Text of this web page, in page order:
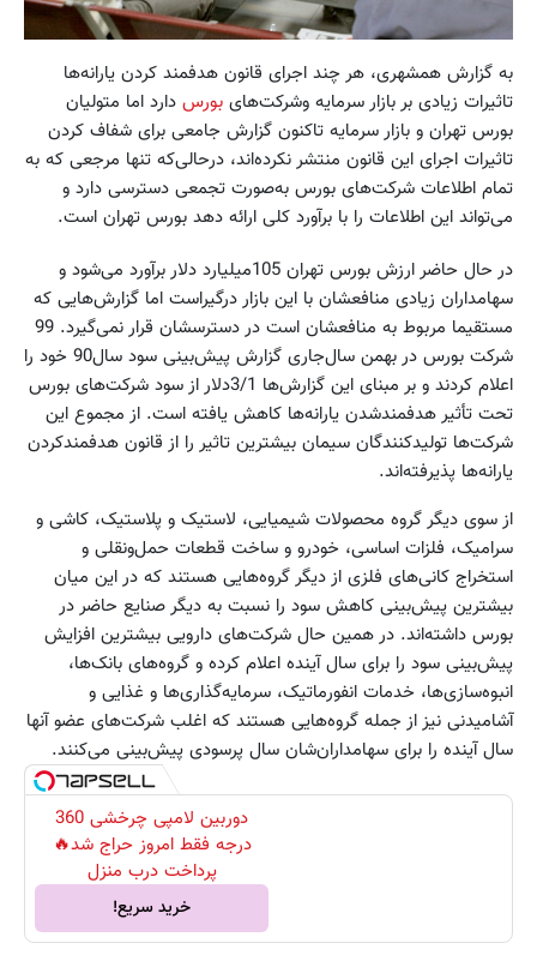
به گزارش همشهری، هر چند اجرای قانون هدفمند کردن یارانه‌ها
تاثیرات زیادی بر بازار سرمایه وشرکت‌های بورس دارد اما متولیان
بورس تهران و بازار سرمایه تاکنون گزارش جامعی برای شفاف کردن
تاثیرات اجرای این قانون منتشر نکرده‌اند، درحالی‌که تنها مرجعی که به
تمام اطلاعات شرکت‌های بورس به‌صورت تجمعی دسترسی دارد و
می‌تواند این اطلاعات را با برآورد کلی ارائه دهد بورس تهران است.
در حال حاضر ارزش بورس تهران 105میلیارد دلار برآورد می‌شود و
سهامداران زیادی منافعشان با این بازار درگیراست اما گزارش‌هایی که
مستقیما مربوط به منافعشان است در دسترسشان قرار نمی‌گیرد. 99
شرکت بورس در بهمن سال‌جاری گزارش پیش‌بینی سود سال90 خود را
اعلام کردند و بر مبنای این گزارش‌ها 3/1دلار از سود شرکت‌های بورس
تحت‌ تأثیر هدفمندشدن یارانه‌ها کاهش یافته است. از مجموع این
شرکت‌ها تولید‌کنندگان سیمان بیشترین تاثیر را از قانون هدفمندکردن
یارانه‌ها پذیرفته‌اند.
از سوی دیگر گروه محصولات شیمیایی، لاستیک و پلاستیک، کاشی و
سرامیک، فلزات اساسی، خودرو و ساخت قطعات حمل‌ونقلی و
استخراج کانی‌های فلزی از دیگر گروه‌هایی هستند که در این میان
بیشترین پیش‌بینی کاهش سود را نسبت به دیگر صنایع حاضر در
بورس داشته‌اند. در همین حال شرکت‌های دارویی بیشترین افزایش
پیش‌بینی سود را برای سال آینده اعلام کرده و گروه‌های بانک‌ها،
انبوه‌سازی‌‌ها، خدمات انفورماتیک، سرمایه‌گذاری‌ها و غذایی و
آشامیدنی نیز از جمله گروه‌هایی هستند که اغلب شرکت‌های عضو آنها
سال آینده را برای سهامداران‌شان سال پرسودی پیش‌بینی می‌کنند.
دوربین لامپی چرخشی 360
درجه فقط امروز حراج شد🔥
پرداخت درب منزل
خرید سریع!